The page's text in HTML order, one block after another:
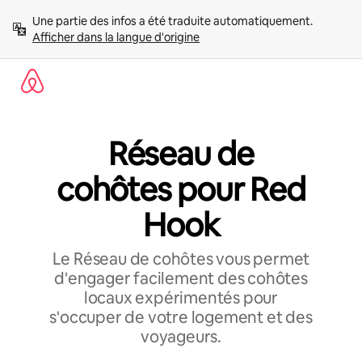
directement
contenu
Afficher dans la langue d'origine
Réseau de
cohôtes pour Red
Hook
Le Réseau de cohôtes vous permet
d'engager facilement des cohôtes
locaux expérimentés pour
s'occuper de votre logement et des
voyageurs.